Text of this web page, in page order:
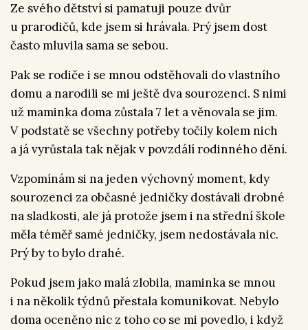
Ze svého dětství si pamatuji pouze dvůr
u prarodičů, kde jsem si hrávala. Prý jsem dost
často mluvila sama se sebou.
Pak se rodiče i se mnou odstěhovali do vlastního
domu a narodili se mi ještě dva sourozenci. S nimi
už maminka doma zůstala 7 let a věnovala se jim.
V podstatě se všechny potřeby točily kolem nich
a já vyrůstala tak nějak v povzdálí rodinného dění.
Vzpomínám si na jeden výchovný moment, kdy
sourozenci za občasné jedničky dostávali drobné
na sladkosti, ale já protože jsem i na střední škole
měla téměř samé jedničky, jsem nedostávala nic.
Prý by to bylo drahé.
Pokud jsem jako malá zlobila, maminka se mnou
i na několik týdnů přestala komunikovat. Nebylo
doma oceněno nic z toho co se mi povedlo, i když